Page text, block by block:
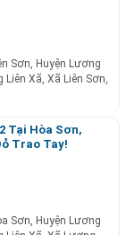
Sơn, Huyện Lương
Xã, Xã Liên Sơn,
Tại Hòa Sơn,
Trao Tay!
Sơn, Huyện Lương